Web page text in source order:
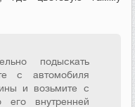
подыскать
с автомобиля
и возьмите с
внутренней